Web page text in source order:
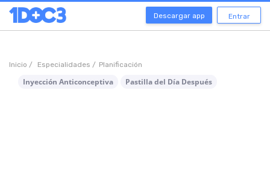
Descargar app Entrar
Inicio / Especialidades / Planificación
Inyección Anticonceptiva Pastilla del Día Después